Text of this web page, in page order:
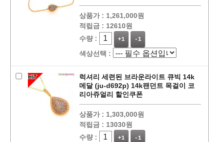
상품가 : 1,261,000원
적립금 : 12610원
수량 :
+1 -1
색상선택 :
럭셔리 세련된 브라운라이트 큐빅 14k
메달 (ju-d692p) 14k팬던트 목걸이 코
리아쥬얼리 할인쿠폰
상품가 : 1,303,000원
적립금 : 13030원
수량 :
+1 -1